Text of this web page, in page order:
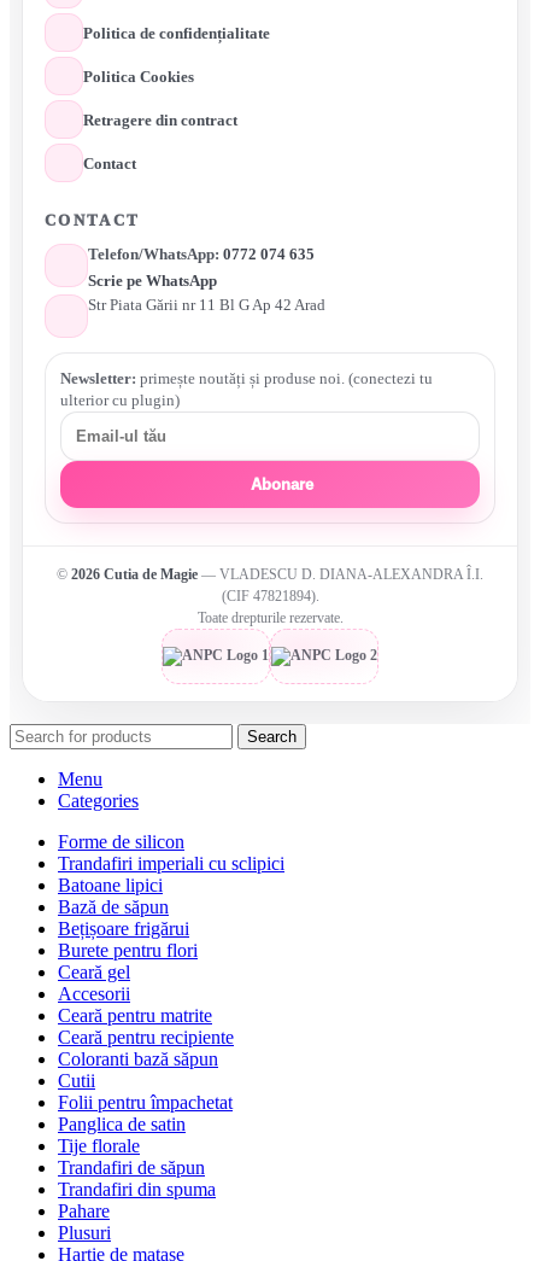
Politica de confidențialitate
Politica Cookies
Retragere din contract
Contact
CONTACT
Telefon/WhatsApp: 0772 074 635
Scrie pe WhatsApp
Str Piata Gării nr 11 Bl G Ap 42 Arad
Newsletter: primește noutăți și produse noi. (conectezi tu
ulterior cu plugin)
Abonare
© 2026 Cutia de Magie — VLADESCU D. DIANA-ALEXANDRA Î.I.
(CIF 47821894).
Toate drepturile rezervate.
Search
Menu
Categories
Forme de silicon
Trandafiri imperiali cu sclipici
Batoane lipici
Bază de săpun
Bețișoare frigărui
Burete pentru flori
Ceară gel
Accesorii
Ceară pentru matrite
Ceară pentru recipiente
Coloranti bază săpun
Cutii
Folii pentru împachetat
Panglica de satin
Tije florale
Trandafiri de săpun
Trandafiri din spuma
Pahare
Plusuri
Hartie de matase